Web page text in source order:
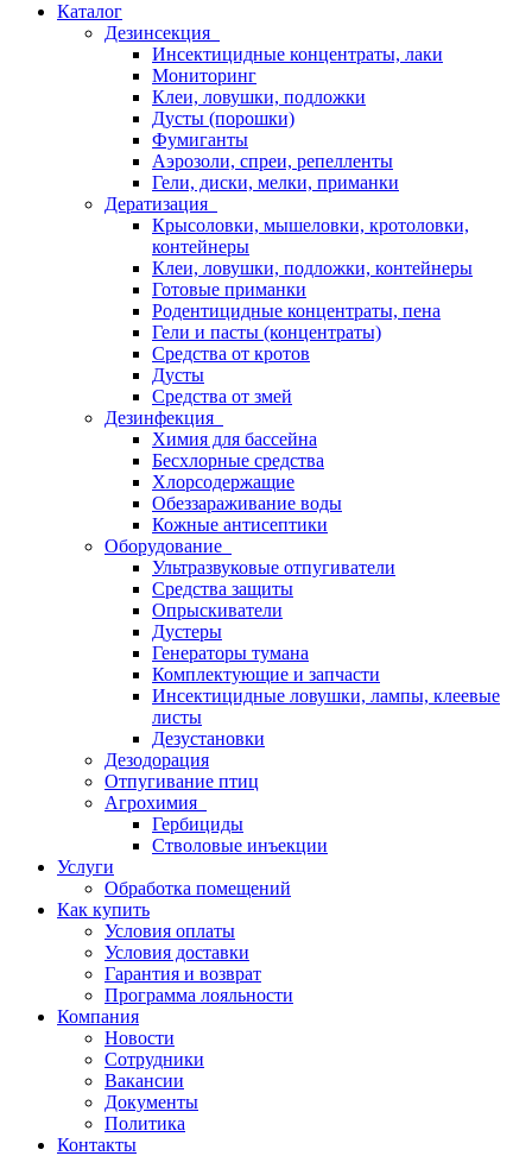
Каталог
Дезинсекция
Инсектицидные концентраты, лаки
Мониторинг
Клеи, ловушки, подложки
Дусты (порошки)
Фумиганты
Аэрозоли, спреи, репелленты
Гели, диски, мелки, приманки
Дератизация
Крысоловки, мышеловки, кротоловки,
контейнеры
Клеи, ловушки, подложки, контейнеры
Готовые приманки
Родентицидные концентраты, пена
Гели и пасты (концентраты)
Средства от кротов
Дусты
Средства от змей
Дезинфекция
Химия для бассейна
Бесхлорные средства
Хлорсодержащие
Обеззараживание воды
Кожные антисептики
Оборудование
Ультразвуковые отпугиватели
Средства защиты
Опрыскиватели
Дустеры
Генераторы тумана
Комплектующие и запчасти
Инсектицидные ловушки, лампы, клеевые
листы
Дезустановки
Дезодорация
Отпугивание птиц
Агрохимия
Гербициды
Стволовые инъекции
Услуги
Обработка помещений
Как купить
Условия оплаты
Условия доставки
Гарантия и возврат
Программа лояльности
Компания
Новости
Сотрудники
Вакансии
Документы
Политика
Контакты